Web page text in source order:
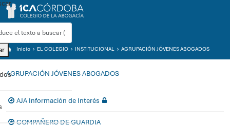
Inicio EL COLEGIO INSTITUCIONAL AGRUPACIÓN JÓVENES ABOGADOS
AGRUPACIÓN JÓVENES ABOGADOS
AJA Información de Interés
COMPAÑERO DE GUARDIA